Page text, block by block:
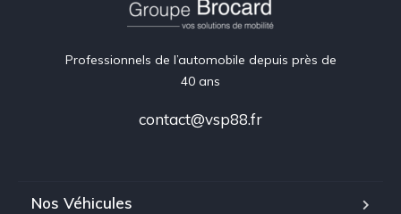
Professionnels de l’automobile depuis près de
40 ans
contact@vsp88.fr
Nos Véhicules